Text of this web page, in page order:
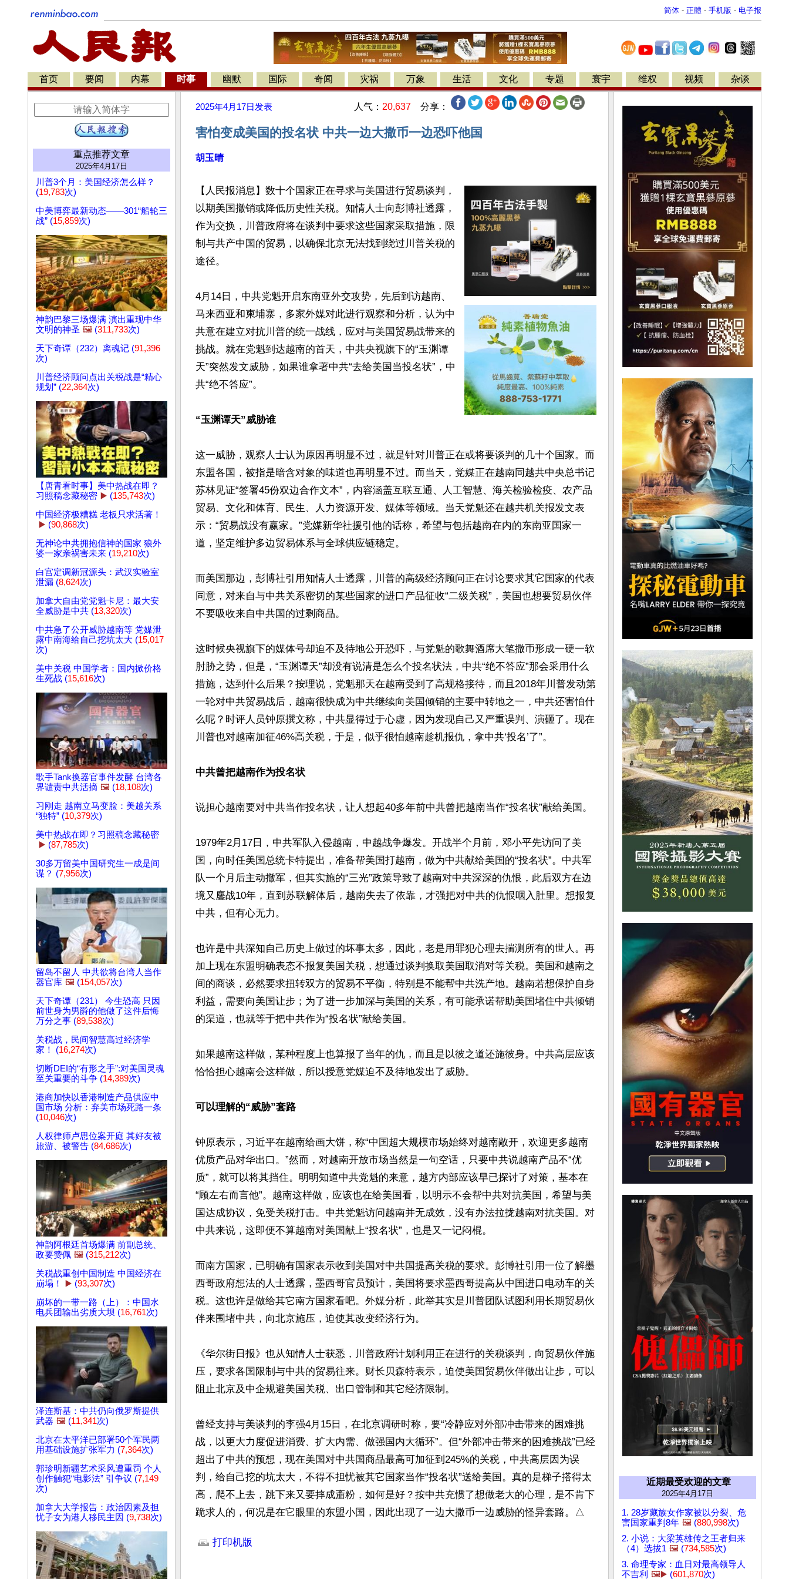
简体 - 正體 - 手机版 - 电子报
首页 要闻 内幕 时事 幽默 国际 奇闻 灾祸 万象 生活 文化 专题 寰宇 维权 视频 杂谈
重点推荐文章
2025年4月17日
川普3个月：美国经济怎么样？
(19,783次)
中美博弈最新动态——301“船轮三
战” (15,859次)
神韵巴黎三场爆满 演出重现中华
文明的神圣 🖼️ (311,733次)
天下奇谭（232）离魂记 (91,396
次)
川普经济顾问点出关税战是“精心
规划” (22,364次)
【唐青看时事】美中热战在即？
习照稿念藏秘密 ▶️ (135,743次)
中国经济极糟糕 老板只求活著！
▶️ (90,868次)
无神论中共拥抱信神的国家 狼外
婆一家亲祸害未来 (19,210次)
白宫定调新冠源头：武汉实验室
泄漏 (8,624次)
加拿大自由党党魁卡尼：最大安
全威胁是中共 (13,320次)
中共急了公开威胁越南等 党媒泄
露中南海给自己挖坑太大 (15,017
次)
美中关税 中国学者：国内掀价格
生死战 (15,616次)
歌手Tank换器官事件发酵 台湾各
界谴责中共活摘 🖼️ (18,108次)
习刚走 越南立马变脸：美越关系
“独特” (10,379次)
美中热战在即？习照稿念藏秘密
▶️ (87,785次)
30多万留美中国研究生一成是间
谍？ (7,956次)
留岛不留人 中共欲将台湾人当作
器官库 🖼️ (154,057次)
天下奇谭（231） 今生恐高 只因
前世身为男爵的他做了这件后悔
万分之事 (89,538次)
关税战，民间智慧高过经济学
家！ (16,274次)
切断DEI的“有形之手”:对美国灵魂
至关重要的斗争 (14,389次)
港商加快以香港制造产品供应中
国市场 分析：弃美市场死路一条
(10,046次)
人权律师卢思位案开庭 其好友被
旅游、被警告 (84,686次)
神韵阿根廷首场爆满 前副总统、
政要赞佩 🖼️ (315,212次)
关税战重创中国制造 中国经济在
崩塌！
▶️ (93,307次)
崩坏的一带一路（上）：中国水
电兵团输出劣质大坝 (16,761次)
泽连斯基：中共仍向俄罗斯提供
武器 🖼️ (11,341次)
北京在太平洋已部署50个军民两
用基础设施扩张军力 (7,364次)
郭珍明新疆艺术采风遭重罚 个人
创作触犯“电影法” 引争议 (7,149
次)
加拿大大学报告：政治因素及担
忧子女为港人移民主因 (9,738次)
2025年4月17日 发表 人气： 20,637 分享：
害怕变成美国的投名状 中共一边大撒币一边恐吓他国
胡玉晴
【人民报消息】数十个国家正在寻求与美国进行贸易谈判，
以期美国撤销或降低历史性关税。知情人士向彭博社透露，
作为交换，川普政府将在谈判中要求这些国家采取措施，限
制与共产中国的贸易，以确保北京无法找到绕过川普关税的
途径。
4月14日，中共党魁开启东南亚外交攻势，先后到访越南、
马来西亚和柬埔寨，多家外媒对此进行观察和分析，认为中
共意在建立对抗川普的统一战线，应对与美国贸易战带来的
挑战。就在党魁到达越南的首天，中共央视旗下的“玉渊谭
天”突然发文威胁，如果谁拿著中共“去给美国当投名状”，中
共“绝不答应”。
“玉渊谭天”威胁谁
这一威胁，观察人士认为原因再明显不过，就是针对川普正在或将要谈判的几十个国家。而
东盟各国，被指是暗含对象的味道也再明显不过。而当天，党媒正在越南同越共中央总书记
苏林见证“签署45份双边合作文本”，内容涵盖互联互通、人工智慧、海关检验检疫、农产品
贸易、文化和体育、民生、人力资源开发、媒体等领域。当天党魁还在越共机关报发文表
示：“贸易战没有赢家。”党媒新华社援引他的话称，希望与包括越南在内的东南亚国家一
道，坚定维护多边贸易体系与全球供应链稳定。
而美国那边，彭博社引用知情人士透露，川普的高级经济顾问正在讨论要求其它国家的代表
同意，对来自与中共关系密切的某些国家的进口产品征收“二级关税”，美国也想要贸易伙伴
不要吸收来自中共国的过剩商品。
这时候央视旗下的媒体号却迫不及待地公开恐吓，与党魁的歌舞酒席大笔撒币形成一硬一软
肘胁之势，但是，“玉渊谭天”却没有说清是怎么个投名状法，中共“绝不答应”那会采用什么
措施，达到什么后果？按理说，党魁那天在越南受到了高规格接待，而且2018年川普发动第
一轮对中共贸易战后，越南很快成为中共继续向美国倾销的主要中转地之一，中共还害怕什
么呢？时评人员钟原撰文称，中共显得过于心虚，因为发现自己又严重误判、演砸了。现在
川普也对越南加征46%高关税，于是，似乎很怕越南趁机报仇，拿中共‘投名’了”。
中共曾把越南作为投名状
说担心越南要对中共当作投名状，让人想起40多年前中共曾把越南当作“投名状”献给美国。
1979年2月17日，中共军队入侵越南，中越战争爆发。开战半个月前，邓小平先访问了美
国，向时任美国总统卡特提出，准备帮美国打越南，做为中共献给美国的“投名状”。中共军
队一个月后主动撤军，但其实施的“三光”政策导致了越南对中共深深的仇恨，此后双方在边
境又鏖战10年，直到苏联解体后，越南失去了依靠，才强把对中共的仇恨咽入肚里。想报复
中共，但有心无力。
也许是中共深知自己历史上做过的坏事太多，因此，老是用罪犯心理去揣测所有的世人。再
加上现在东盟明确表态不报复美国关税，想通过谈判换取美国取消对等关税。美国和越南之
间的商谈，必然要求扭转双方的贸易不平衡，特别是不能帮中共洗产地。越南若想保护自身
利益，需要向美国让步；为了进一步加深与美国的关系，有可能承诺帮助美国堵住中共倾销
的渠道，也就等于把中共作为“投名状”献给美国。
如果越南这样做，某种程度上也算报了当年的仇，而且是以彼之道还施彼身。中共高层应该
恰恰担心越南会这样做，所以授意党媒迫不及待地发出了威胁。
可以理解的“威胁”套路
钟原表示，习近平在越南给画大饼，称“中国超大规模市场始终对越南敞开，欢迎更多越南
优质产品对华出口。”然而，对越南开放市场当然是一句空话，只要中共说越南产品不“优
质”，就可以将其挡住。明明知道中共党魁的来意，越方内部应该早已探讨了对策，基本在
“顾左右而言他”。越南这样做，应该也在给美国看，以明示不会帮中共对抗美国，希望与美
国达成协议，免受关税打击。中共党魁访问越南并无成效，没有办法拉拢越南对抗美国。对
中共来说，这即便不算越南对美国献上“投名状”，也是又一记闷棍。
而南方国家，已明确有国家表示收到美国对中共国提高关税的要求。彭博社引用一位了解墨
西哥政府想法的人士透露，墨西哥官员预计，美国将要求墨西哥提高从中国进口电动车的关
税。这也许是做给其它南方国家看吧。外媒分析，此举其实是川普团队试图利用长期贸易伙
伴来围堵中共，向北京施压，迫使其改变经济行为。
《华尔街日报》也从知情人士获悉，川普政府计划利用正在进行的关税谈判，向贸易伙伴施
压，要求各国限制与中共的贸易往来。财长贝森特表示，迫使美国贸易伙伴做出让步，可以
阻止北京及中企规避美国关税、出口管制和其它经济限制。
曾经支持与美谈判的李强4月15日，在北京调研时称，要“冷静应对外部冲击带来的困难挑
战，以更大力度促进消费、扩大内需、做强国内大循环”。但“外部冲击带来的困难挑战”已经
超出了中共的预想，现在美国对中共国商品最高可加征到245%的关税，中共高层因为误
判，给自己挖的坑太大，不得不担忧被其它国家当作“投名状”送给美国。真的是梯子搭得太
高，爬不上去，跳下来又要摔成齑粉，如何是好？按中共充惯了想做老大的心理，是不肯下
跪求人的，何况是在它眼里的东盟小国，因此出现了一边大撒币一边威胁的怪异套路。△
打印机版
近期最受欢迎的文章
2025年4月17日
1. 28岁藏族女作家被以分裂、危
害国家重判8年 🖼️ (880,998次)
2. 小说：大梁英雄传之王者归来
（4）选拔1 🖼️ (734,585次)
3. 命理专家：血日对最高领导人
不吉利 🖼️▶️ (601,870次)